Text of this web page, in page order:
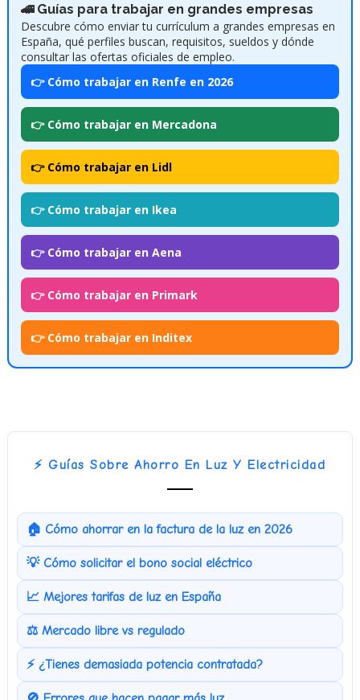
🚄 Guías para trabajar en grandes empresas
Descubre cómo enviar tu currículum a grandes empresas en
España, qué perfiles buscan, requisitos, sueldos y dónde
consultar las ofertas oficiales de empleo.
👉 Cómo trabajar en Renfe en 2026
👉 Cómo trabajar en Mercadona
👉 Cómo trabajar en Lidl
👉 Cómo trabajar en Ikea
👉 Cómo trabajar en Aena
👉 Cómo trabajar en Primark
👉 Cómo trabajar en Inditex
⚡ Guías Sobre Ahorro En Luz Y Electricidad
🏠 Cómo ahorrar en la factura de la luz en 2026
💡 Cómo solicitar el bono social eléctrico
📈 Mejores tarifas de luz en España
⚖️ Mercado libre vs regulado
⚡ ¿Tienes demasiada potencia contratada?